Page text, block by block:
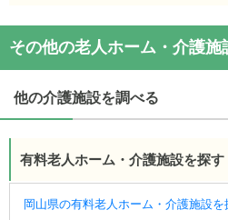
・ケアマネジャー、施設職員
たです機械浴がで...
た。スタッフの皆さ...
施設の雰囲気
住宅型有料老人ホームマイホ
住宅型有料老人ホームマイホ
月額料金は次のとおりです。
・初期費用が0万円
・月額費用が10.4万円
な入居条件は次のとおりです。
4、要介護5
その他の老人ホーム・介護施
他の介護施設を調べる
有料老人ホーム・介護施設を探す
岡山県の有料老人ホーム・介護施設を